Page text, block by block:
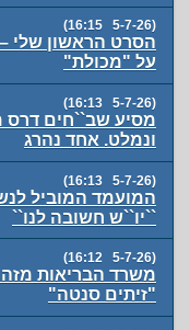
(5-7-26 16:15)
הסרט הראשון שלי
על "מכולת"
(5-7-26 16:13)
מסיע שב``חים דרס
ונמלט. אחד נהרג
(5-7-26 16:13)
המועמד המוביל
``יו``ש חשובה לנו``
(5-7-26 16:12)
משרד הבריאות
"זיתים סנטה"